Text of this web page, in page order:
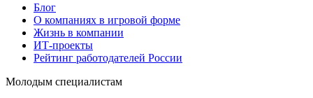
Блог
О компаниях в игровой форме
Жизнь в компании
ИТ-проекты
Рейтинг работодателей России
Молодым специалистам